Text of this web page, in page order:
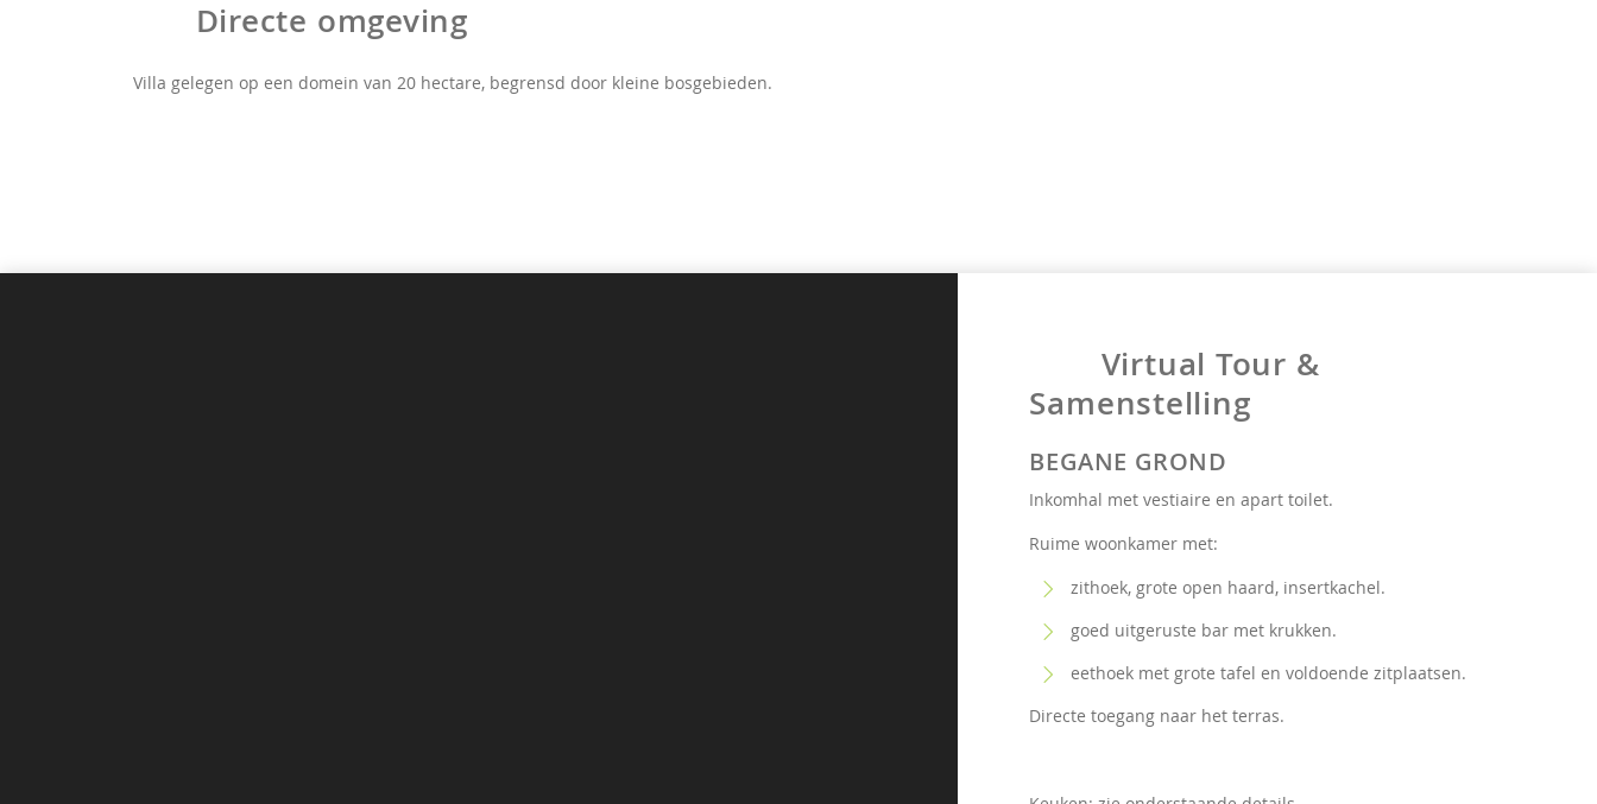
Directe omgeving
Villa gelegen op een domein van 20 hectare, begrensd door kleine bosgebieden.
Virtual Tour &
Samenstelling
BEGANE GROND
Inkomhal met vestiaire en apart toilet.
Ruime woonkamer met:
zithoek, grote open haard, insertkachel.
goed uitgeruste bar met krukken.
eethoek met grote tafel en voldoende zitplaatsen.
Directe toegang naar het terras.